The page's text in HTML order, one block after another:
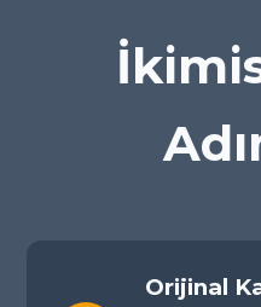
Orijinal